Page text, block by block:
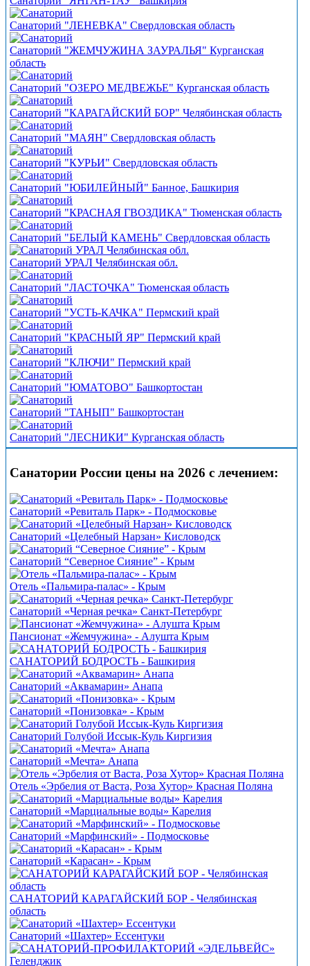
Санаторий "ЛЕНЕВКА" Свердловская область
Санаторий "ЖЕМЧУЖИНА ЗАУРАЛЬЯ" Курганская
область
Санаторий "ОЗЕРО МЕДВЕЖЬЕ" Курганская область
Санаторий "КАРАГАЙСКИЙ БОР" Челябинская область
Санаторий "МАЯН" Свердловская область
Санаторий "КУРЬИ" Свердловская область
Санаторий "ЮБИЛЕЙНЫЙ" Банное, Башкирия
Санаторий "КРАСНАЯ ГВОЗДИКА" Тюменская область
Санаторий "БЕЛЫЙ КАМЕНЬ" Свердловская область
Санаторий УРАЛ Челябинская обл.
Санаторий "ЛАСТОЧКА" Тюменская область
Санаторий "УСТЬ-КАЧКА" Пермский край
Санаторий "КРАСНЫЙ ЯР" Пермский край
Санаторий "КЛЮЧИ" Пермский край
Санаторий "ЮМАТОВО" Башкортостан
Санаторий "ТАНЫП" Башкортостан
Санаторий "ЛЕСНИКИ" Курганская область
Санатории России цены на 2026 с лечением:
Санаторий «Ревиталь Парк» - Подмосковье
Санаторий «Целебный Нарзан» Кисловодск
Санаторий “Северное Сияние” - Крым
Отель «Пальмира-палас» - Крым
Санаторий «Черная речка» Санкт-Петербург
Пансионат «Жемчужина» - Алушта Крым
САНАТОРИЙ БОДРОСТЬ - Башкирия
Санаторий «Аквамарин» Анапа
Санаторий «Понизовка» - Крым
Санаторий Голубой Иссык-Куль Киргизия
Санаторий «Мечта» Анапа
Отель «Эрбелия от Васта, Роза Хутор» Красная Поляна
Санаторий «Марциальные воды» Карелия
Санаторий «Марфинский» - Подмосковье
Санаторий «Карасан» - Крым
САНАТОРИЙ КАРАГАЙСКИЙ БОР - Челябинская
область
Санаторий «Шахтер» Ессентуки